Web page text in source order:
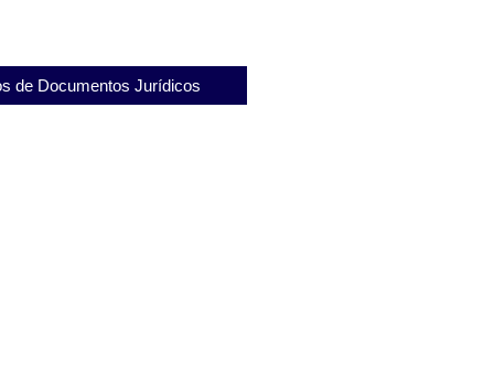
de Documentos Jurídicos